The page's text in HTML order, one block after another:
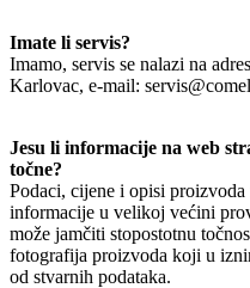
Imate li servis?
Imamo, servis se nalazi na
Karlovac, e-mail:
Jesu li informacije na web
točne?
Podaci, cijene i opisi
informacije u velikoj većini
može jamčiti stopostotnu
fotografija proizvoda koji u
od stvarnih podataka.